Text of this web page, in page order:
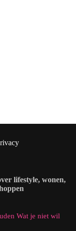
lifestyle, wonen,
Wat je niet wil